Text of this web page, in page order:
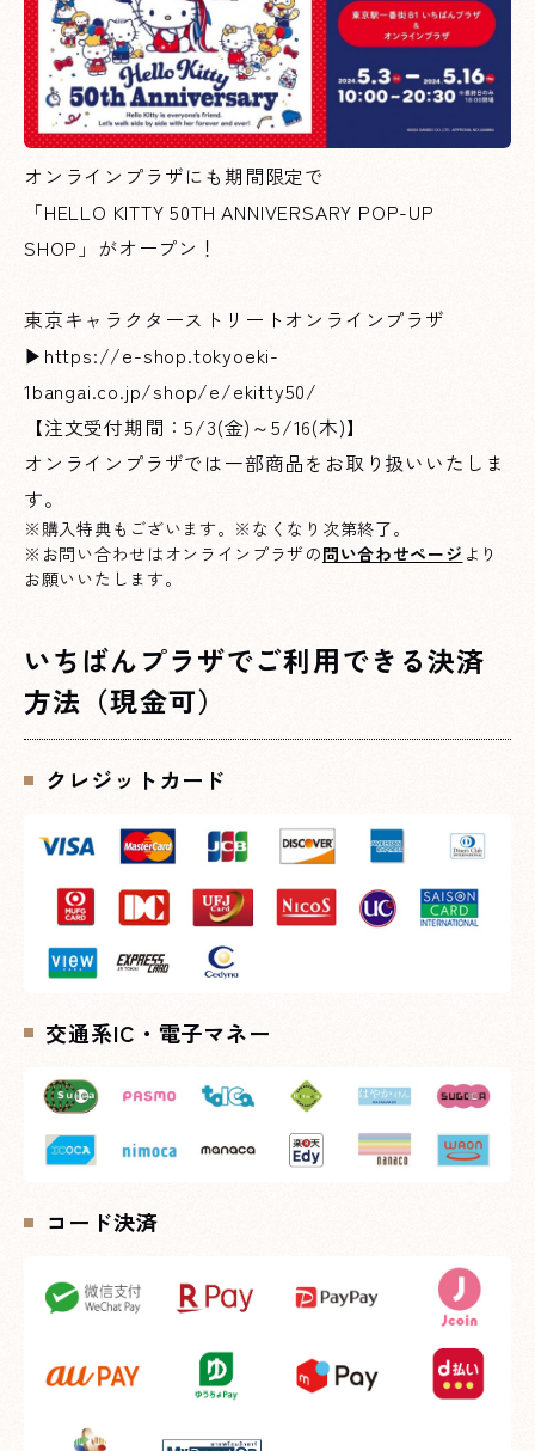
オンラインプラザにも期間限定で
「HELLO KITTY 50TH ANNIVERSARY POP-UP
SHOP」がオープン！
東京キャラクターストリートオンラインプラザ
▶https://e-shop.tokyoeki-
1bangai.co.jp/shop/e/ekitty50/
【注文受付期間：5/3(金)～5/16(木)】
オンラインプラザでは一部商品をお取り扱いいたしま
す。
※購入特典もございます。※なくなり次第終了。
※お問い合わせはオンラインプラザの問い合わせページ より
お願いいたします。
いちばんプラザでご利用できる決済
方法（現金可）
クレジットカード
交通系IC・電子マネー
コード決済